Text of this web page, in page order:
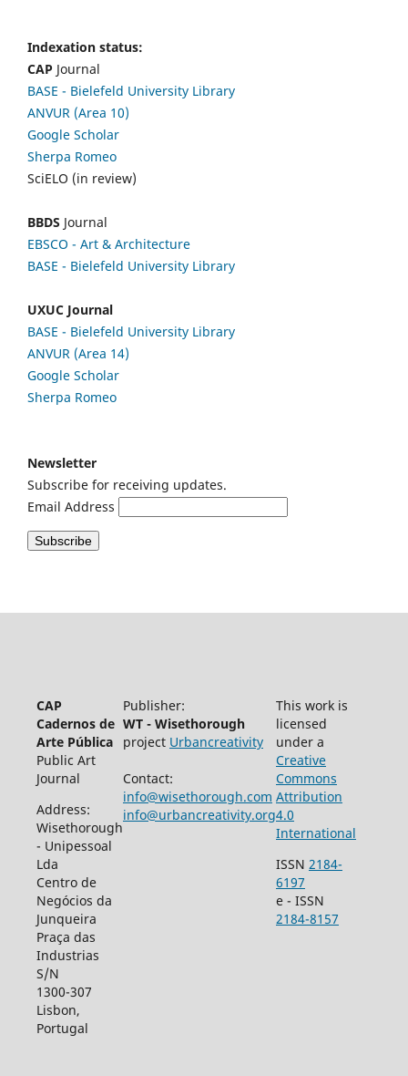
Indexation status:
CAP Journal
BASE - Bielefeld University Library
ANVUR (Area 10)
Google Scholar
Sherpa Romeo
SciELO (in review)
BBDS Journal
EBSCO - Art & Architecture
BASE - Bielefeld University Library
UXUC Journal
BASE - Bielefeld University Library
ANVUR (Area 14)
Google Scholar
Sherpa Romeo
Newsletter
Subscribe for receiving updates.
Email Address
CAP
Cadernos de
Arte Pública
Public Art
Journal
Address:
Wisethorough
- Unipessoal
Lda
Centro de
Negócios da
Junqueira
Praça das
Industrias
S/N
1300-307
Lisbon,
Portugal
Publisher:
WT - Wisethorough
project Urbancreativity
Contact:
info@wisethorough.com
info@urbancreativity.org
This work is
licensed
under a
Creative
Commons
Attribution
4.0
International
ISSN 2184-
6197
e - ISSN
2184-8157